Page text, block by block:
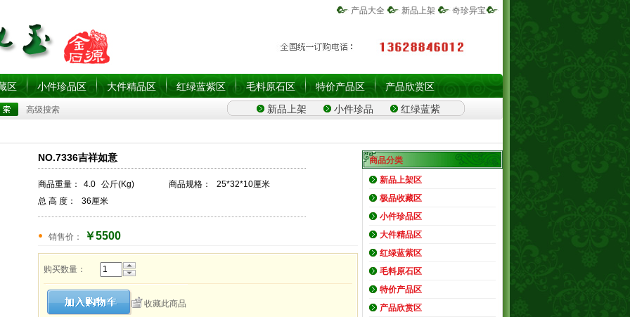
产品大全 新品上架 奇珍异宝
区 小件珍品区 大件精品区 红绿蓝紫区 毛料原石区 特价产品区
产品欣赏区
新品上架
小件珍品 红绿蓝紫
高级搜索
商品分类
新品上架区
极品收藏区
小件珍品区
大件精品区
红绿蓝紫区
毛料原石区
特价产品区
产品欣赏区
NO.7336吉祥如意
商品重量： 4.0 公斤(Kg) 商品规格：
25*32*10厘米
总 高 度：
36厘米
销售价： ￥5500
购买数量：
收藏此商品